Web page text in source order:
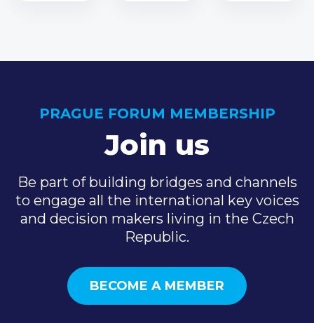
PRAGUE FORUM MEMBERSHIP
Join us
Be part of building bridges and channels
to engage all the international key voices
and decision makers living in the Czech
Republic.
BECOME A MEMBER